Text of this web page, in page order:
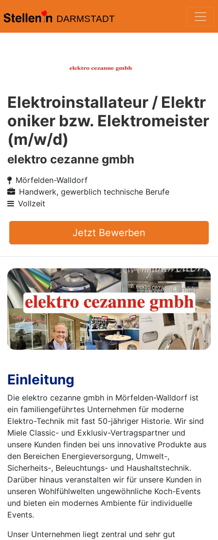
DARMSTADT
Elektroinstallateur / Elektr
oniker bzw. Elektromeister
(m/w/d)
elektro cezanne gmbh
Mörfelden-Walldorf
Handwerk, gewerblich technische Berufe
Vollzeit
Jetzt Bewerben
Einleitung
Die elektro cezanne gmbh in Mörfelden-Walldorf ist
ein familiengeführtes Unternehmen für moderne
Elektro-Technik mit fast 50-jähriger Historie. Wir sind
Miele Classic- und Exklusiv-Vertragspartner und
unsere Kunden finden bei uns innovative Produkte aus
den Bereichen Energieversorgung, Umwelt-,
Sicherheits-, Beleuchtungs- und Haushaltstechnik.
Darüber hinaus veranstalten wir für unsere Kunden in
unseren Wohlfühlwelten ungewöhnliche Koch-Events
und bieten ein modernes Ambiente für individuelle
Events.
Unser Unternehmen liegt zentral und sehr gut